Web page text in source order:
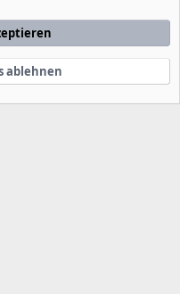
XenForo Ltd.
ablehnen